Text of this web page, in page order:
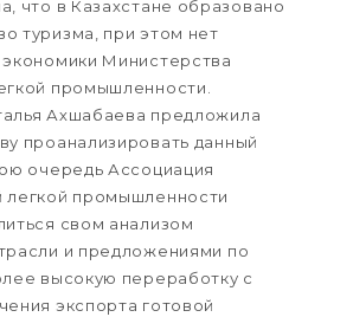
что в Казахстане образовано
туризма, при этом нет
Министерства
промышленности.
Ахшабаева предложила
проанализировать данный
очередь Ассоциация
легкой промышленности
свом анализом
и предложениями по
высокую переработку с
экспорта готовой